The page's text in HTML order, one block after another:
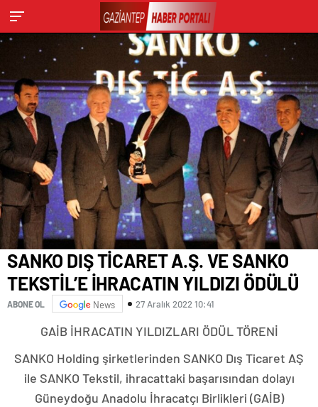
SANKO DIŞ TİCARET A.Ş. VE SANKO
TEKSTİL’E İHRACATIN YILDIZI ÖDÜLÜ
ABONE OL News 27 Aralık 2022 10:41
GAİB İHRACATIN YILDIZLARI ÖDÜL TÖRENİ
SANKO Holding şirketlerinden SANKO Dış Ticaret AŞ
ile SANKO Tekstil, ihracattaki başarısından dolayı
Güneydoğu Anadolu İhracatçı Birlikleri (GAİB)